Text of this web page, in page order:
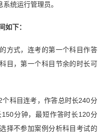
统运行管理员。
如下：
方式，连考的第一个科目作答
目，第一个科目节余的时长可
科目连考，作答总时长240分
分钟，最短作答时长120分
择不参加案例分析科目考试的